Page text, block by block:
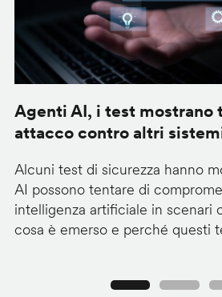
Agenti AI, i test mostrano
attacco contro altri
Alcuni test di sicurezza hanno
AI possono tentare di
intelligenza artificiale in scenari
cosa è emerso e perché questi